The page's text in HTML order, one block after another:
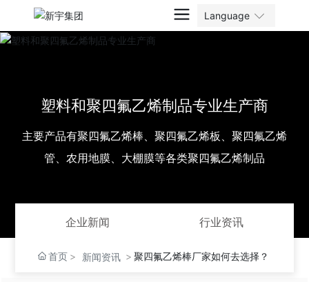
Language
塑料和聚四氟乙烯制品专业生产商
主要产品有聚四氟乙烯棒、聚四氟乙烯板、聚四氟乙烯
管、农用地膜、大棚膜等各类聚四氟乙烯制品
企业新闻 行业资讯
首页 新闻资讯 聚四氟乙烯棒厂家如何去选择？